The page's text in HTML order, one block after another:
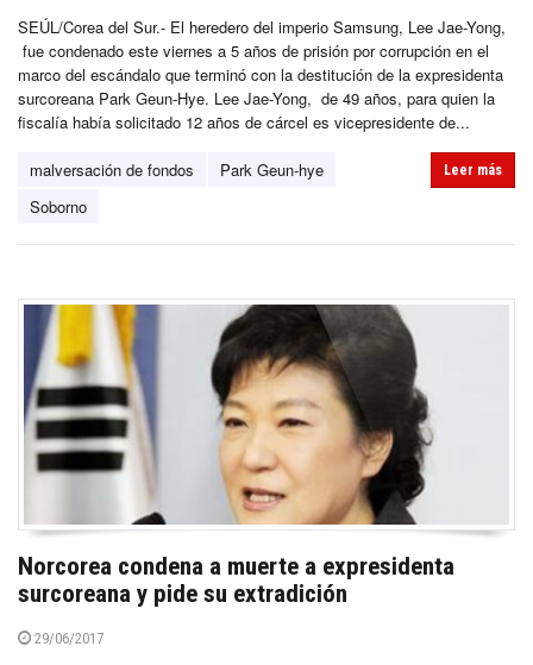
SEÚL/Corea del Sur.- El heredero del imperio Samsung, Lee Jae-Yong,
fue condenado este viernes a 5 años de prisión por corrupción en el
marco del escándalo que terminó con la destitución de la expresidenta
surcoreana Park Geun-Hye. Lee Jae-Yong, de 49 años, para quien la
fiscalía había solicitado 12 años de cárcel es vicepresidente de...
malversación de fondos
Park Geun-hye
Soborno
Leer más
Norcorea condena a muerte a expresidenta
surcoreana y pide su extradición
29/06/2017